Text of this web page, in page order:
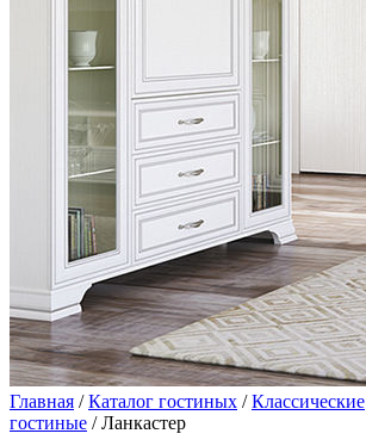
Главная /Каталог гостиных /Классические
гостиные / Ланкастер